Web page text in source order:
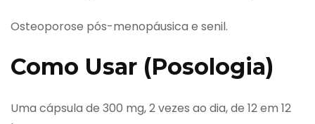
Osteoporose pós-menopáusica e senil.
Como Usar (Posologia)
Uma cápsula de 300 mg, 2 vezes ao dia, de 12 em 12